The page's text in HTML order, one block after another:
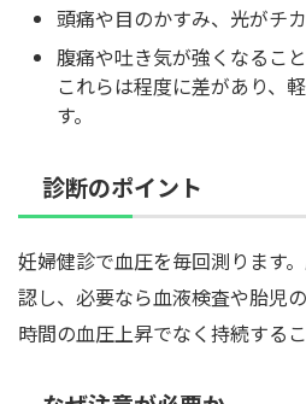
頭痛や目のかすみ、光がチ
腹痛や吐き気が強くなるこ
これらは程度に差があり、
す。
診断のポイント
妊婦健診で血圧を毎回測ります
認し、必要なら血液検査や胎児
時間の血圧上昇でなく持続する